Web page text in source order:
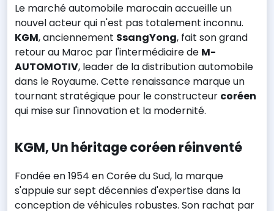
Le marché automobile marocain accueille un
nouvel acteur qui n'est pas totalement inconnu.
KGM, anciennement SsangYong, fait son grand
retour au Maroc par l'intermédiaire de M-
AUTOMOTIV, leader de la distribution automobile
dans le Royaume. Cette renaissance marque un
tournant stratégique pour le constructeur coréen
qui mise sur l'innovation et la modernité.
KGM, Un héritage coréen réinventé
Fondée en 1954 en Corée du Sud, la marque
s'appuie sur sept décennies d'expertise dans la
conception de véhicules robustes. Son rachat par